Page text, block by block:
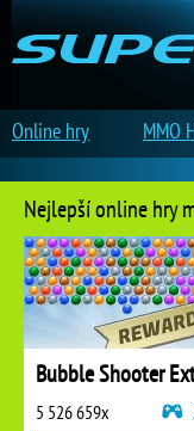
Nejlepší online hry
5 526 659x
Online hry MMO